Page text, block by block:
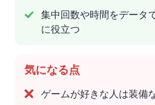
集中回数や時間をデータ
に役立つ
気になる点
ゲームが好きな人は装備